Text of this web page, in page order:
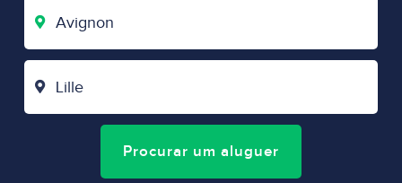
Procurar um aluguer